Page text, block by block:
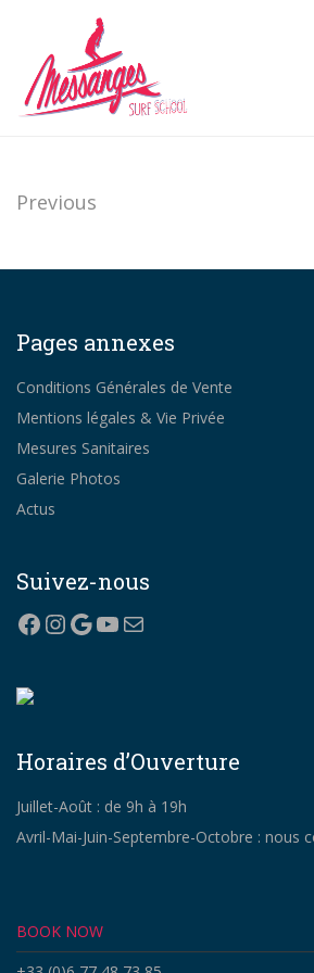
Previous
Pages annexes
Conditions Générales de Vente
Mentions légales & Vie Privée
Mesures Sanitaires
Galerie Photos
Actus
Suivez-nous
Facebook
Instagram
Google
YouTube
Mail
Horaires d’Ouverture
Juillet-Août : de 9h à 19h
Avril-Mai-Juin-Septembre-Octobre : nous
BOOK NOW